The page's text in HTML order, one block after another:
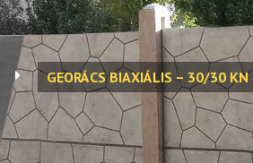
GEORÁCS BIAXIÁLIS – 30/30 KN